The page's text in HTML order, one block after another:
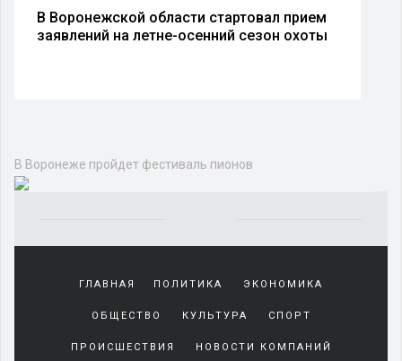
В Воронежской области стартовал прием
заявлений на летне-осенний сезон охоты
В Воронеже пройдет фестиваль пионов
sürekli
beraber
geçirerek
ГЛАВНАЯ ПОЛИТИКА ЭКОНОМИКА
ОБЩЕСТВО КУЛЬТУРА СПОРТ
ПРОИСШЕСТВИЯ НОВОСТИ КОМПАНИЙ